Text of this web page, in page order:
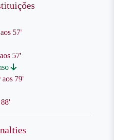
aos 57'
aos 57'
aos 79'
88'